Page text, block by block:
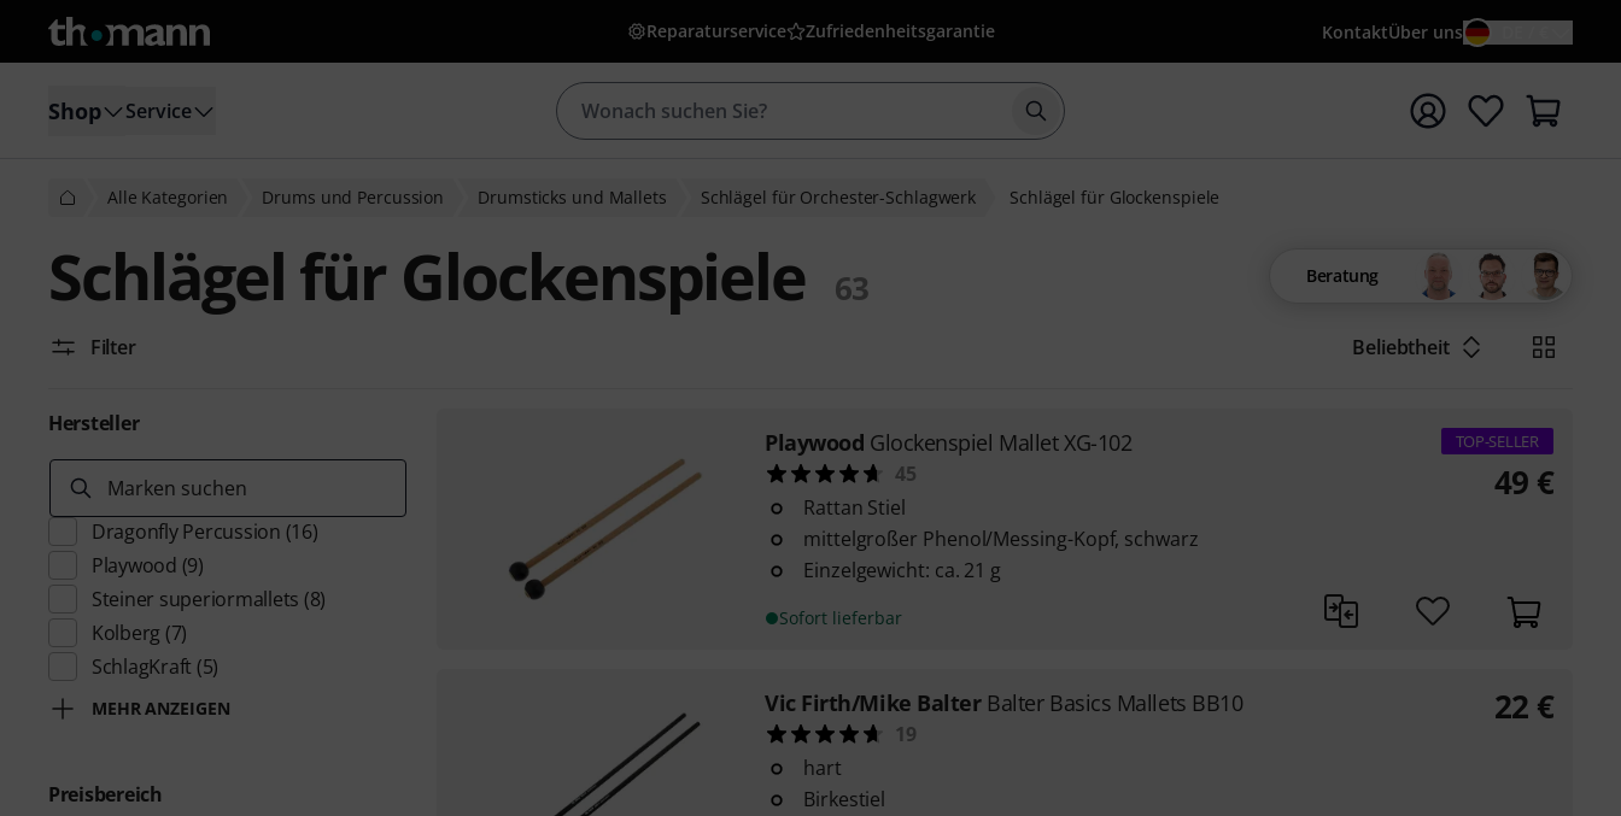
Reparaturservice Zufriedenheitsgarantie KontaktÜber uns
Shop Service Suche mit Suchwort {searchTerm} starten
Alle Kategorien Drums und Percussion Drumsticks und Mallets Schlägel für Orchester-Schlagwerk Schlägel für Glockenspiele
Schlägel für Glockenspiele 63 Beratung
Filter Beliebtheit
Hersteller
Marken suchen
Dragonfly Percussion (16)
Playwood (9)
Steiner superiormallets (8)
Kolberg (7)
SchlagKraft (5)
MEHR ANZEIGEN
Preisbereich
Playwood Glockenspiel Mallet XG-102
45
Rattan Stiel
mittelgroßer Phenol/Messing-Kopf, schwarz
Einzelgewicht: ca. 21 g
Sofort lieferbar
TOP-SELLER
49 €
Vic Firth/Mike Balter Balter Basics Mallets BB10
19
hart
Birkestiel
22 €